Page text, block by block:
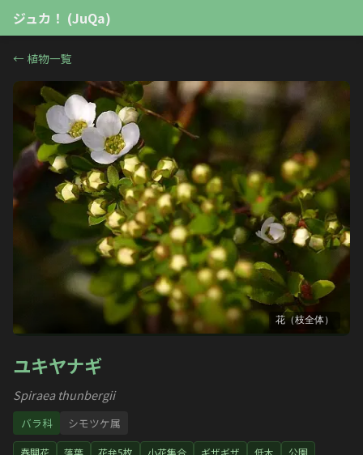
ジュカ！ (JuQa)
← 植物一覧
花（枝全体）
ユキヤナギ
Spiraea thunbergii
バラ科 シモツケ属